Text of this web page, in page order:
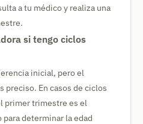
a tu médico y realiza una
si tengo ciclos
inicial, pero el
preciso. En casos de ciclos
primer trimestre es el
determinar la edad